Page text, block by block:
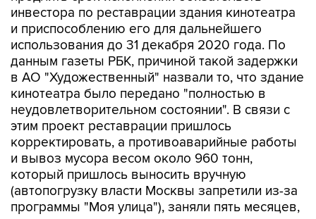
инвестора по реставрации здания кинотеатра
и приспособлению его для дальнейшего
использования до 31 декабря 2020 года. По
данным газеты РБК, причиной такой задержки
в АО "Художественный" назвали то, что здание
кинотеатра было передано "полностью в
неудовлетворительном состоянии". В связи с
этим проект реставрации пришлось
корректировать, а противоаварийные работы
и вывоз мусора весом около 960 тонн,
который пришлось выносить вручную
(автопогрузку власти Москвы запретили из-за
программы "Моя улица"), заняли пять месяцев,